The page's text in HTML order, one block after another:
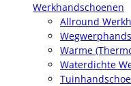
Werkhandschoenen
Allround
Warme
Waterdichte